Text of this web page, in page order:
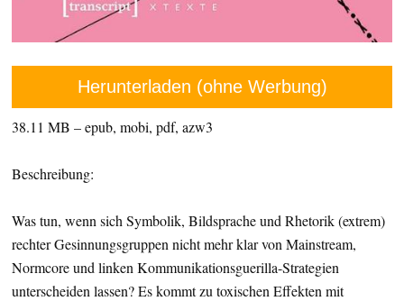
Herunterladen (ohne Werbung)
38.11 MB – epub, mobi, pdf, azw3
Beschreibung:
Was tun, wenn sich Symbolik, Bildsprache und Rhetorik (extrem)
rechter Gesinnungsgruppen nicht mehr klar von Mainstream,
Normcore und linken Kommunikationsguerilla-Strategien
unterscheiden lassen? Es kommt zu toxischen Effekten mit